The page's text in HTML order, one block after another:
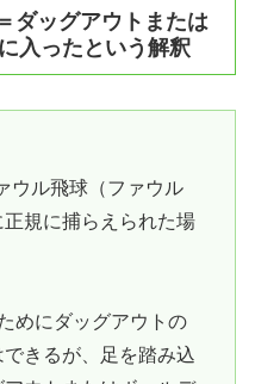
ダッグアウトまたは
入ったという解釈
ウル飛球（ファウル
規に捕らえられた場
めにダッグアウトの
きるが、足を踏み込